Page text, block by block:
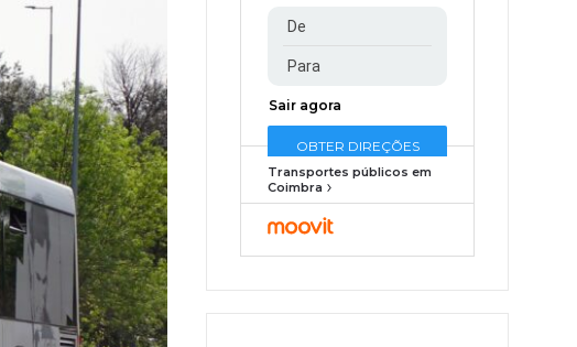
Transportes públicos em
Coimbra